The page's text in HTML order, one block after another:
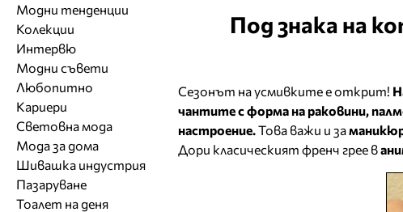
Под знака на
Сезонът на усмивките е открит!
чантите с форма на раковини,
настроение. Това важи и за
Дори класическият френч грее в
Модни тенденции
Колекции
Интервю
Модни съвети
Любопитно
Кариери
Световна мода
Мода за дома
Шивашка индустрия
Пазаруване
Тоалет на деня